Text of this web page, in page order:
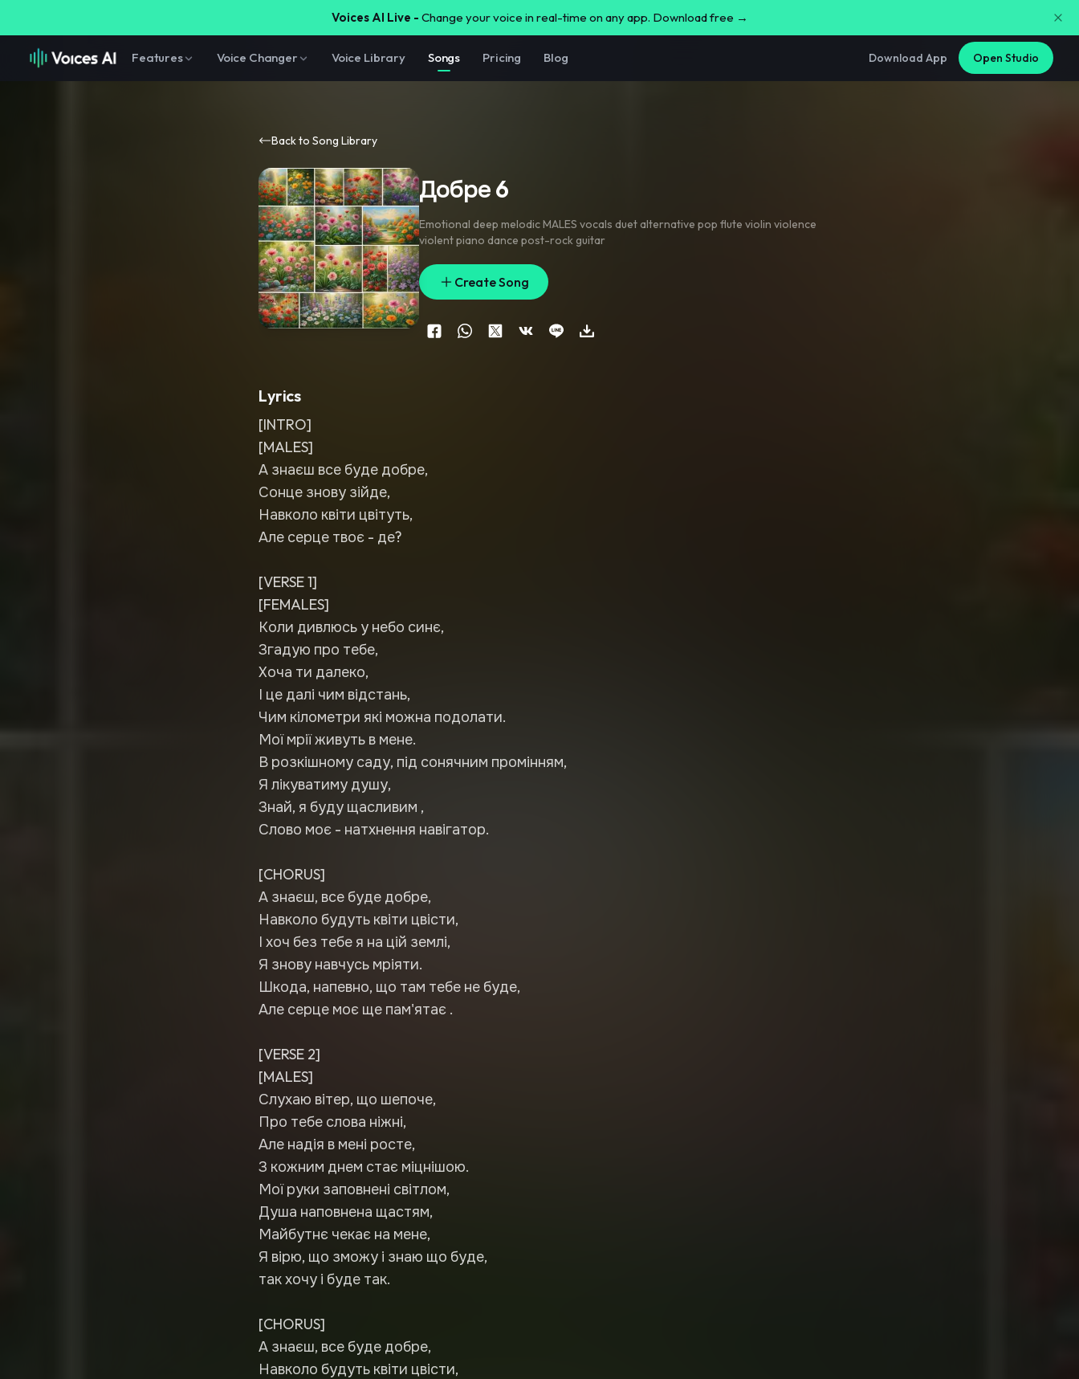
Voices AI Live - Change your voice in real-time on any app. Download free →
Features Voice Changer Voice Library Songs Pricing Blog Download App Open Studio
Back to Song Library
Добре 6
Emotional deep melodic MALES vocals duet alternative pop flute violin violence
violent piano dance post-rock guitar
Create Song
Lyrics
[INTRO]
[MALES]
А знаєш все буде добре,
Сонце знову зійде,
Навколо квіти цвітуть,
Але серце твоє - де?
[VERSE 1]
[FEMALES]
Коли дивлюсь у небо синє,
Згадую про тебе,
Хоча ти далеко,
І це далі чим відстань,
Чим кілометри які можна подолати.
Мої мрії живуть в мене.
В розкішному саду, під сонячним промінням,
Я лікуватиму душу,
Знай, я буду щасливим ,
Слово моє - натхнення навігатор.
[CHORUS]
А знаєш, все буде добре,
Навколо будуть квіти цвісти,
І хоч без тебе я на цій землі,
Я знову навчусь мріяти.
Шкода, напевно, що там тебе не буде,
Але серце моє ще пам'ятає .
[VERSE 2]
[MALES]
Слухаю вітер, що шепоче,
Про тебе слова ніжні,
Але надія в мені росте,
З кожним днем стає міцнішою.
Мої руки заповнені світлом,
Душа наповнена щастям,
Майбутнє чекає на мене,
Я вірю, що зможу і знаю що буде,
так хочу і буде так.
[CHORUS]
А знаєш, все буде добре,
Навколо будуть квіти цвісти,